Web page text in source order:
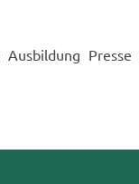
Ausbildung Presse